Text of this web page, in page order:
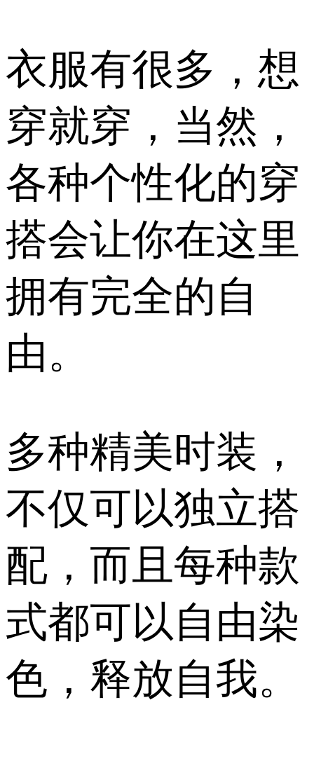
衣服有很多，想
穿就穿，当然，
各种个性化的穿
搭会让你在这里
拥有完全的自
由。
多种精美时装，
不仅可以独立搭
配，而且每种款
式都可以自由染
色，释放自我。